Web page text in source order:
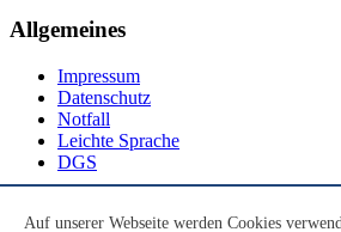
Allgemeines
Impressum
Datenschutz
Notfall
Leichte Sprache
DGS
Auf unserer Webseite werden Cookies